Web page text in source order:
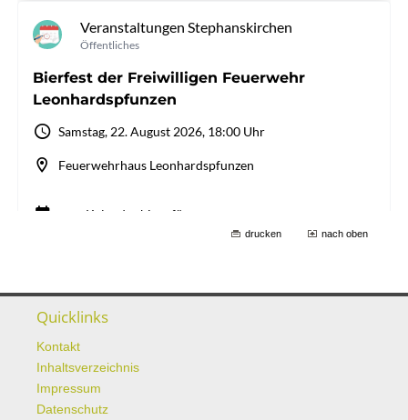
drucken nach oben
Quicklinks
Kontakt
Inhaltsverzeichnis
Impressum
Datenschutz